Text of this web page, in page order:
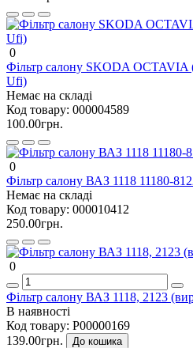
0
Фільтр салону SKODA OCTAVIA
Ufi)
Немає на складі
Код товару: 000004589
100.00грн.
0
Фільтр салону ВАЗ 1118 11180-
Немає на складі
Код товару: 000010412
250.00грн.
0
Фільтр салону ВАЗ 1118, 2123
В наявності
Код товару: P00000169
139.00грн.
До кошика